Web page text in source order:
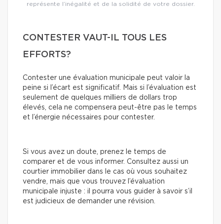
représente l’inégalité et de la solidité de votre dossier.
CONTESTER VAUT-IL TOUS LES
EFFORTS?
Contester une évaluation municipale peut valoir la
peine si l’écart est significatif. Mais si l’évaluation est
seulement de quelques milliers de dollars trop
élevés, cela ne compensera peut-être pas le temps
et l’énergie nécessaires pour contester.
Si vous avez un doute, prenez le temps de
comparer et de vous informer. Consultez aussi un
courtier immobilier dans le cas où vous souhaitez
vendre, mais que vous trouvez l’évaluation
municipale injuste : il pourra vous guider à savoir s’il
est judicieux de demander une révision.